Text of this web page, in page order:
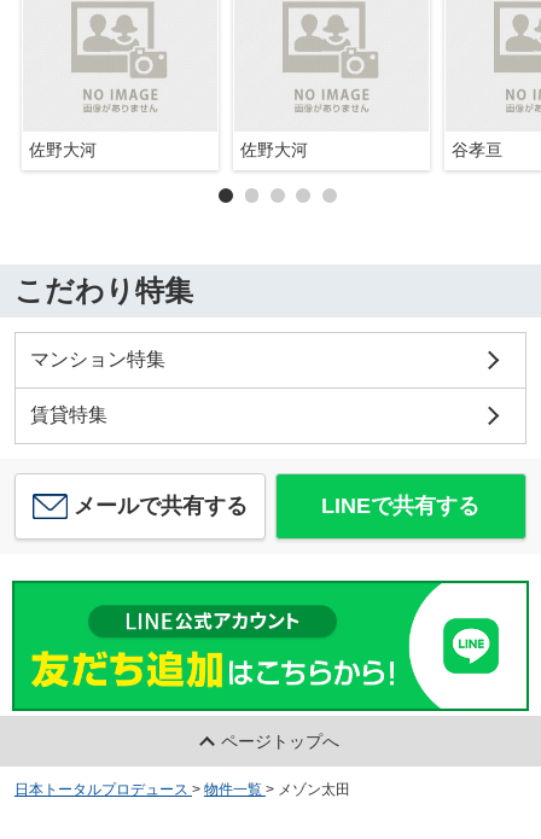
佐野大河 佐野大河 谷孝亘
こだわり特集
マンション特集
賃貸特集
メールで共有する LINEで共有する
ページトップへ
日本トータルプロデュース > 物件一覧 > メゾン太田